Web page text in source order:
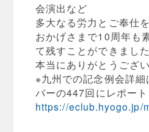
会演出など
多大なる労力とご奉仕
おかげさまで10周年も
て残すことができました
本当にありがとうござい
※九州での記念例会詳
バーの447回にレポート
https://eclub.hyogo.jp/